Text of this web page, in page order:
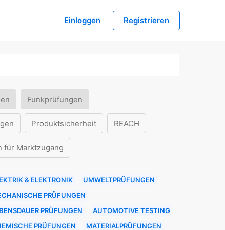
Einloggen Registrieren
Funkprüfungen
Produktsicherheit REACH
für Marktzugang
& ELEKTRONIK
UMWELTPRÜFUNGEN
PRÜFUNGEN
PRÜFUNGEN
AUTOMOTIVE TESTING
PRÜFUNGEN
MATERIALPRÜFUNGEN